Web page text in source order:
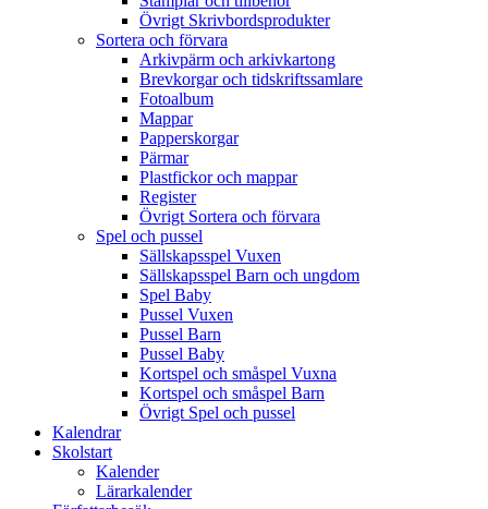
Övrigt Skrivbordsprodukter
Sortera och förvara
Arkivpärm och arkivkartong
Brevkorgar och tidskriftssamlare
Fotoalbum
Mappar
Papperskorgar
Pärmar
Plastfickor och mappar
Register
Övrigt Sortera och förvara
Spel och pussel
Sällskapsspel Vuxen
Sällskapsspel Barn och ungdom
Spel Baby
Pussel Vuxen
Pussel Barn
Pussel Baby
Kortspel och småspel Vuxna
Kortspel och småspel Barn
Övrigt Spel och pussel
Kalendrar
Skolstart
Kalender
Lärarkalender